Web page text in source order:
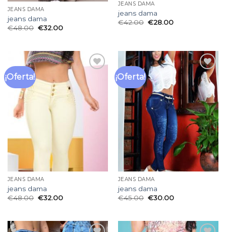
JEANS DAMA
jeans dama
€48.00 €32.00
JEANS DAMA
jeans dama
€42.00 €28.00
¡Oferta!
Añadir
lista
de
deseos
JEANS DAMA
jeans dama
€48.00 €32.00
¡Oferta!
Añadir
a la
lista
de
deseos
JEANS DAMA
jeans dama
€45.00 €30.00